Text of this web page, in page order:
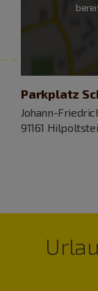
Parkplatz
Johann-
91161